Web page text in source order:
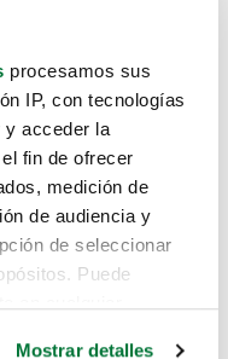
procesamos sus
IP, con tecnologías
y acceder la
fin de ofrecer
medición de
de audiencia y
de seleccionar
Puede
Mostrar detalles
como
aquí.
que estás